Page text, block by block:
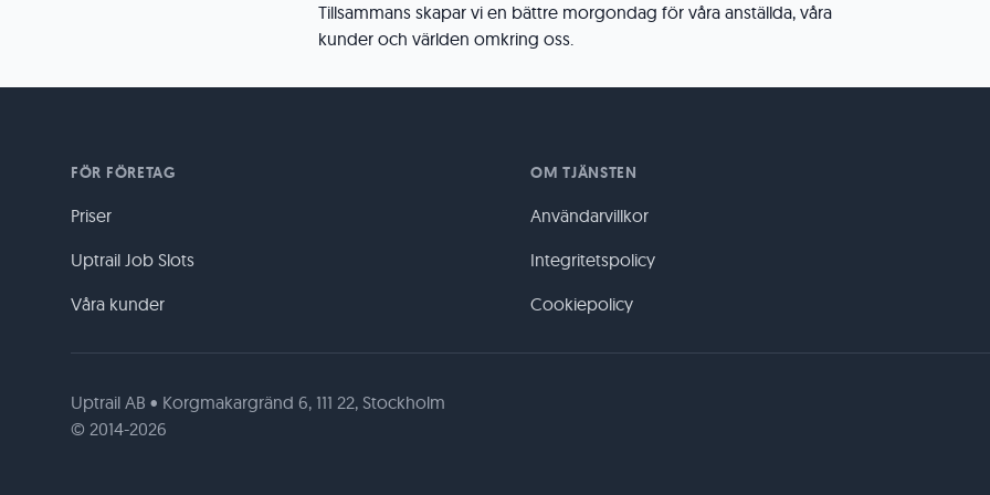
Tillsammans skapar vi en bättre morgondag för våra anställda, våra
kunder och världen omkring oss.
FÖR FÖRETAG
Priser
Uptrail Job Slots
Våra kunder
OM TJÄNSTEN
Användarvillkor
Integritetspolicy
Cookiepolicy
Uptrail AB • Korgmakargränd 6, 111 22, Stockholm
© 2014-2026